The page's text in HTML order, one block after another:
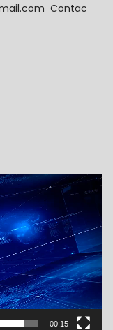
Contac
00:15